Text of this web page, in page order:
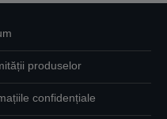
produselor
confidențiale